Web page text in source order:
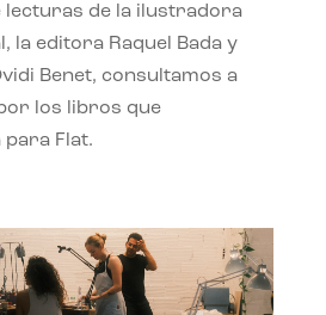
lecturas de la ilustradora
la editora Raquel Bada y
Benet, consultamos a
los libros que
Flat.